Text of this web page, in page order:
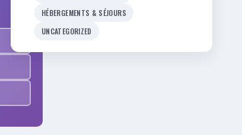
HÉBERGEMENTS & SÉJOURS
UNCATEGORIZED